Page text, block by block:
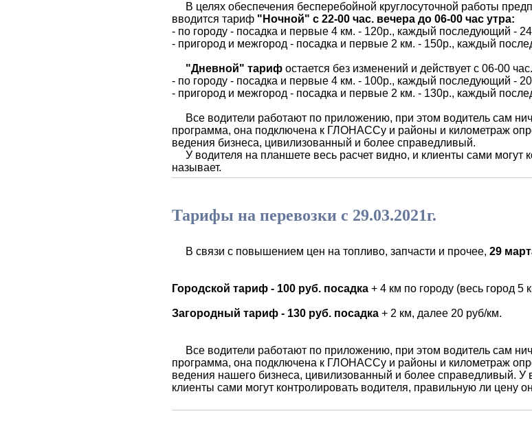
В целях обеспечения бесперебойной круглосуточной работы
вводится тариф "Ночной" с 22-00 час. вечера до 06-00 час утра:
- по городу - посадка и первые 4 км. - 120р., каждый последующий -
- пригород и межгород - посадка и первые 2 км. - 150р., каждый
"Дневной" тариф остается без изменений и действует с 06-00
- по городу - посадка и первые 4 км. - 100р., каждый последующий -
- пригород и межгород - посадка и первые 2 км. - 130р., каждый
Все водители работают по приложению, при этом водитель сам
программа, она подключена к ГЛОНАССу и районы и километраж
ведения бизнеса, цивилизованный и более справедливый.
У водителя на планшете весь расчет видно, и клиенты сами могут
называет.
Тарифы на перевозки с 29.03.2021г.
В связи с повышением цен на топливо, запчасти и прочее, 29
Городской тариф - 100 руб. посадка + 4 км по городу (весь город 5
Загородный тариф - 130 руб. посадка + 2 км, далее 20 руб/км.
Все водители работают по приложению, при этом водитель сам
программа, она подключена к ГЛОНАССу и районы и километраж
ведения нашего бизнеса, цивилизованный и более справедливый. У
клиенты сами могут контролировать водителя, правильную ли цену